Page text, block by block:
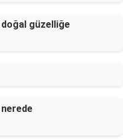
doğal güzelliğe
nerede